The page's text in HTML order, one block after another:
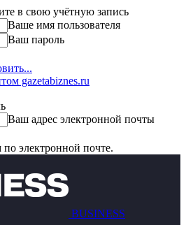
в свою учётную запись
Ваше имя пользователя
Ваш пароль
gazetabiznes.ru
Ваш адрес электронной почты
электронной почте.
BUSINESS